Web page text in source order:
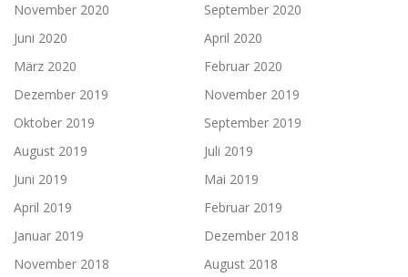
November 2020
September 2020
Juni 2020
April 2020
März 2020
Februar 2020
Dezember 2019
November 2019
Oktober 2019
September 2019
August 2019
Juli 2019
Juni 2019
Mai 2019
April 2019
Februar 2019
Januar 2019
Dezember 2018
November 2018
August 2018